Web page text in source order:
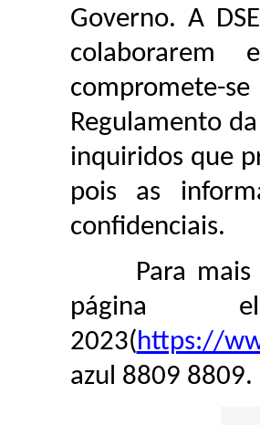
Governo. A
colaborarem
compromete-
Regulamento
inquiridos que
pois as
confidenciais.
Para mais
página
2023(https://
azul 8809 8809.